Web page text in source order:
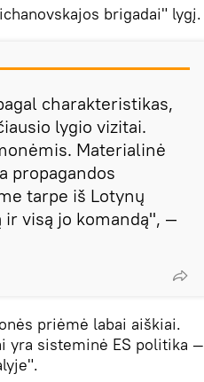
brigadai" lygį.
charakteristikas,
lygio vizitai.
Materialinė
propagandos
tarpe iš Lotynų
ir visą jo komandą", —
priėmė labai aiškiai.
yra sisteminė ES politika —